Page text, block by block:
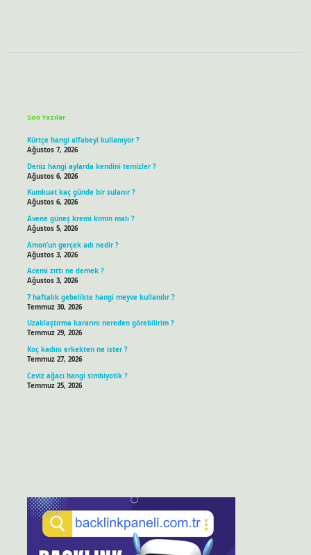
Son Yazılar
Kürtçe hangi alfabeyi kullanıyor ?
Ağustos 7, 2026
Deniz hangi aylarda kendini temizler ?
Ağustos 6, 2026
Kumkuat kaç günde bir sulanır ?
Ağustos 6, 2026
Avene güneş kremi kimin malı ?
Ağustos 5, 2026
Amon’un gerçek adı nedir ?
Ağustos 3, 2026
Acemi zıttı ne demek ?
Ağustos 3, 2026
7 haftalık gebelikte hangi meyve kullanılır ?
Temmuz 30, 2026
Uzaklaştırma kararını nereden görebilirim ?
Temmuz 29, 2026
Koç kadını erkekten ne ister ?
Temmuz 27, 2026
Ceviz ağacı hangi simbiyotik ?
Temmuz 25, 2026